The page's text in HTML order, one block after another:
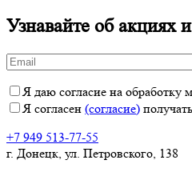
Узнавайте об акциях
Я даю согласие на
Я согласен (согласие)
+7 949 513-77-55
г. Донецк, ул. Петровского, 138